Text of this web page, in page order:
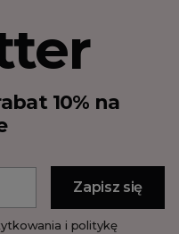
10% na
i politykę